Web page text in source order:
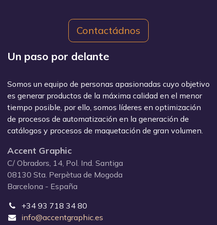
Contactádnos
Un paso por delante
Somos un equipo de personas apasionadas cuyo objetivo
es generar productos de la máxima calidad en el menor
tiempo posible, por ello, somos líderes en optimización
de procesos de automatización en la generación de
catálogos y procesos de maquetación de gran volumen.
Accent Graphic
C/ Obradors, 14, Pol. Ind. Santiga
08130 Sta. Perpètua de Mogoda
Barcelona - España
+34 93 718 34 80
info@accentgraphic.es